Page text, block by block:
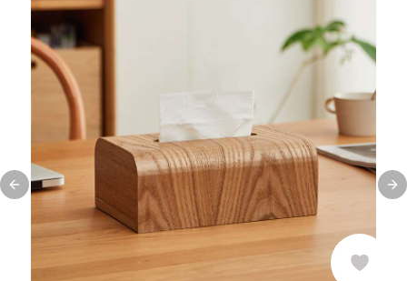
Previous slide